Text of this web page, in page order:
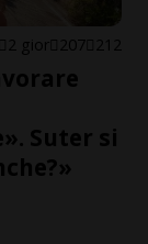
2 gior 207 212
Suter si